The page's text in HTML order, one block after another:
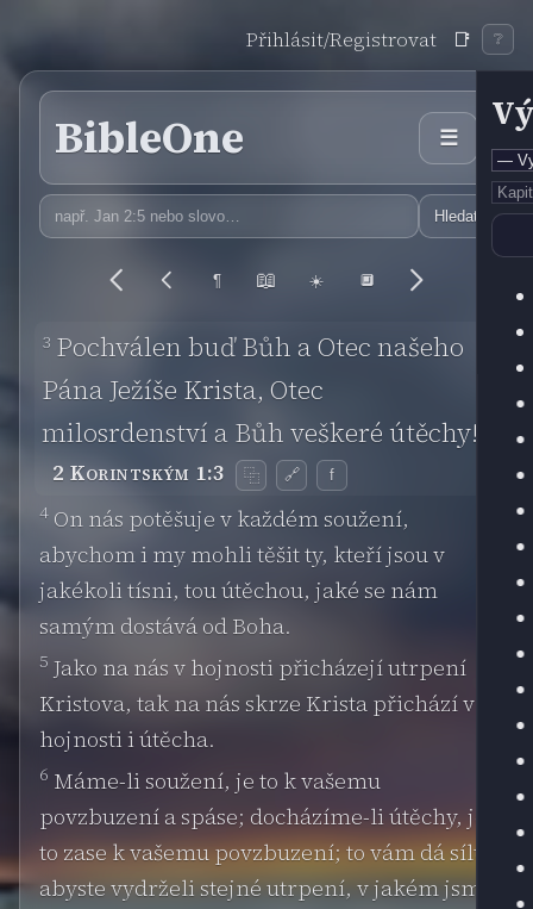
Přihlásit/Registrovat 📑 ❔
BibleOne ☰
Hledat
¶ 📖 ☀️ 🔲
3 Pochválen buď Bůh a Otec našeho
Pána Ježíše Krista, Otec
milosrdenství a Bůh veškeré útěchy!
2 Korintským 1:3 ⿻ 🔗 f
4 On nás potěšuje v každém soužení,
abychom i my mohli těšit ty, kteří jsou v
jakékoli tísni, tou útěchou, jaké se nám
samým dostává od Boha.
5 Jako na nás v hojnosti přicházejí utrpení
Kristova, tak na nás skrze Krista přichází v
hojnosti i útěcha.
6 Máme-li soužení, je to k vašemu
povzbuzení a spáse; docházíme-li útěchy, je
to zase k vašemu povzbuzení; to vám dá sílu,
abyste vydrželi stejné utrpení, v jakém jsme